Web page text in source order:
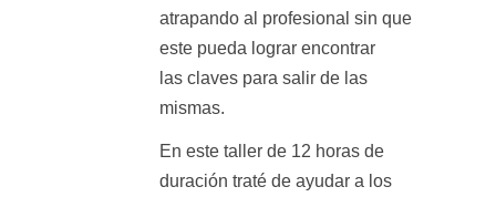
atrapando al profesional sin que
este pueda lograr encontrar
las claves para salir de las
mismas.
En este taller de 12 horas de
duración traté de ayudar a los